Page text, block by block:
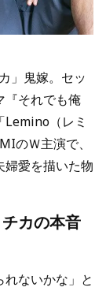
」鬼嫁。セッ
『それでも俺
Lemino（レミ
のＷ主演で、
婦愛を描いた物
カの本音
ないかな」と